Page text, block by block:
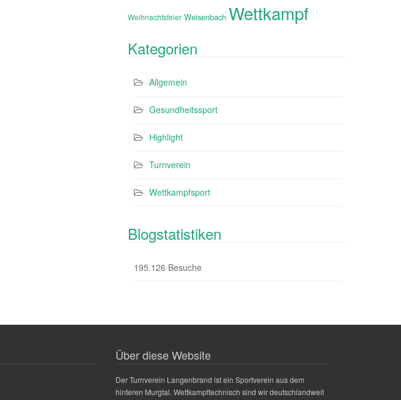
Weihnachtsfeier Weisenbach Wettkampf
Kategorien
Allgemein
Gesundheitssport
Highlight
Turnverein
Wettkampfsport
Blogstatistiken
195.126 Besuche
Über diese Website
Der Turnverein Langenbrand ist ein Sportverein aus dem
hinteren Murgtal. Wettkampftechnisch sind wir deutschlandweit